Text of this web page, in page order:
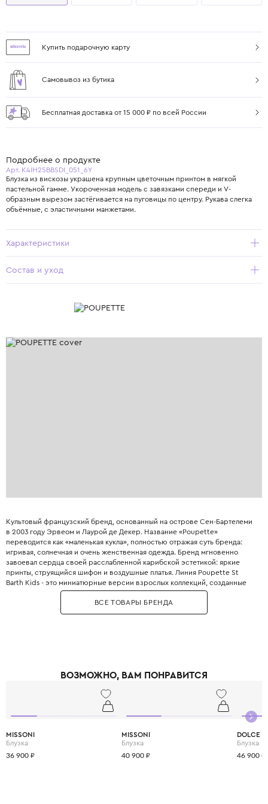
Купить подарочную карту
Самовывоз из бутика
Бесплатная доставка от 15 000 ₽ по всей России
Подробнее о продукте
Арт. K4IH25BBSDI_051_6Y
Блузка из вискозы украшена крупным цветочным принтом в мягкой
пастельной гамме. Укороченная модель с завязками спереди и V-
образным вырезом застёгивается на пуговицы по центру. Рукава слегка
объёмные, с эластичными манжетами.
Характеристики
Состав и уход
Культовый французский бренд, основанный на острове Сен-Бартелеми
в 2003 году Эрвеом и Лаурой де Декер. Название «Poupette»
переводится как «маленькая кукла», полностью отражая суть бренда:
игривая, солнечная и очень женственная одежда. Бренд мгновенно
завоевал сердца своей расслабленной карибской эстетикой: яркие
принты, струящийся шифон и воздушные платья. Линия Poupette St
Barth Kids - это миниатюрные версии взрослых коллекций, созданные
для маленьких модниц от 4 до 14 лет. Детская одежда отличается теми же
узнаваемыми элементами: кружева, рюши, вышивка цветов и бабочек, а
также смелая цветовая гамма. Для пошива используются легкие,
St Barth, вы дарите своему ребёнку беззаботное настроение и стиль,
ВСЕ ТОВАРЫ БРЕНДА
ВОЗМОЖНО, ВАМ ПОНРАВИТСЯ
MISSONI
Блузка
36 900 ₽
MISSONI
Блузка
40 900 ₽
DOLCE
Блузка
46 900 ₽